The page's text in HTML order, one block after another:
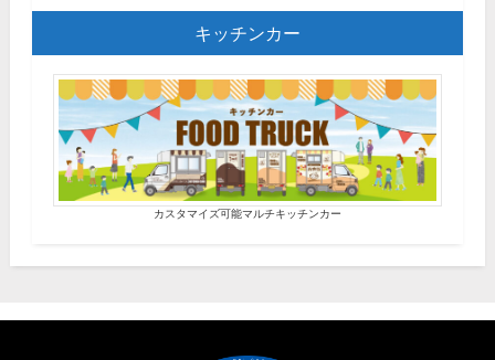
キッチンカー
カスタマイズ可能マルチキッチンカー